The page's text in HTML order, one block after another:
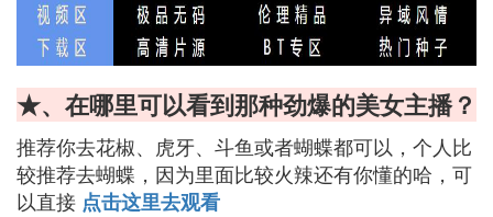
★、在哪里可以看到那种劲爆的美女主播？
推荐你去花椒、虎牙、斗鱼或者蝴蝶都可以，个人比
较推荐去蝴蝶，因为里面比较火辣还有你懂的哈，可
以直接 点击这里去观看